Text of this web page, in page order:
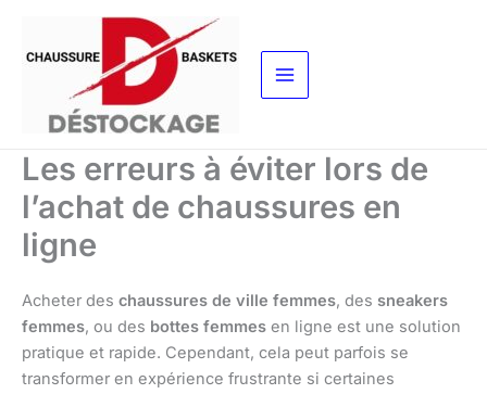
contenu
Les erreurs à éviter lors de
l’achat de chaussures en
ligne
Acheter des chaussures de ville femmes, des sneakers
femmes, ou des bottes femmes en ligne est une solution
pratique et rapide. Cependant, cela peut parfois se
transformer en expérience frustrante si certaines